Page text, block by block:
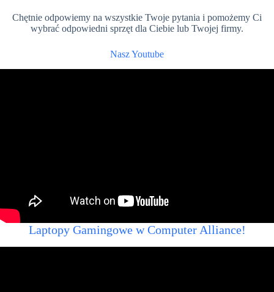
Chętnie odpowiemy na wszystkie Twoje pytania i pomożemy Ci
wybrać odpowiedni sprzęt dla Ciebie lub Twojej firmy.
Nasz Youtube
Laptopy Gamingowe w Computer Alliance!